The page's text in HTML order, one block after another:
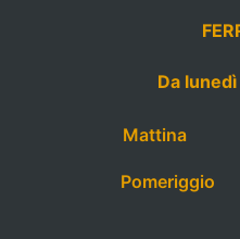
Da
Mattina
Pomeriggio